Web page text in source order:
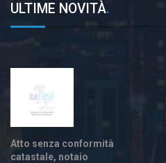
ULTIME NOVITÀ.
Atto senza conformità
catastale, notaio